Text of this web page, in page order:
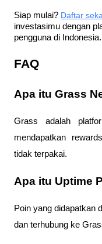
Siap mulai? Daftar
investasimu dengan
pengguna di Indonesia.
FAQ
Apa itu Grass
Grass adalah
mendapatkan
tidak terpakai.
Apa itu Uptime
Poin yang didapatkan
dan terhubung ke